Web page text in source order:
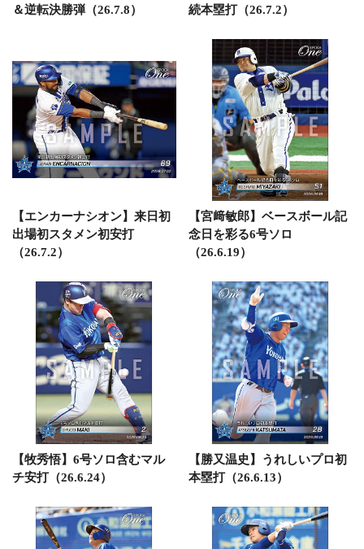
＆逆転決勝弾（26.7.8） 続本塁打（26.7.2）
【エンカーナシオン】来日初
出場初スタメン初安打
（26.7.2）
【宮﨑敏郎】ベースボール記
念日を彩る6号ソロ
（26.6.19）
【牧秀悟】6号ソロ含むマル
チ安打（26.6.24）
【勝又温史】うれしいプロ初
本塁打（26.6.13）